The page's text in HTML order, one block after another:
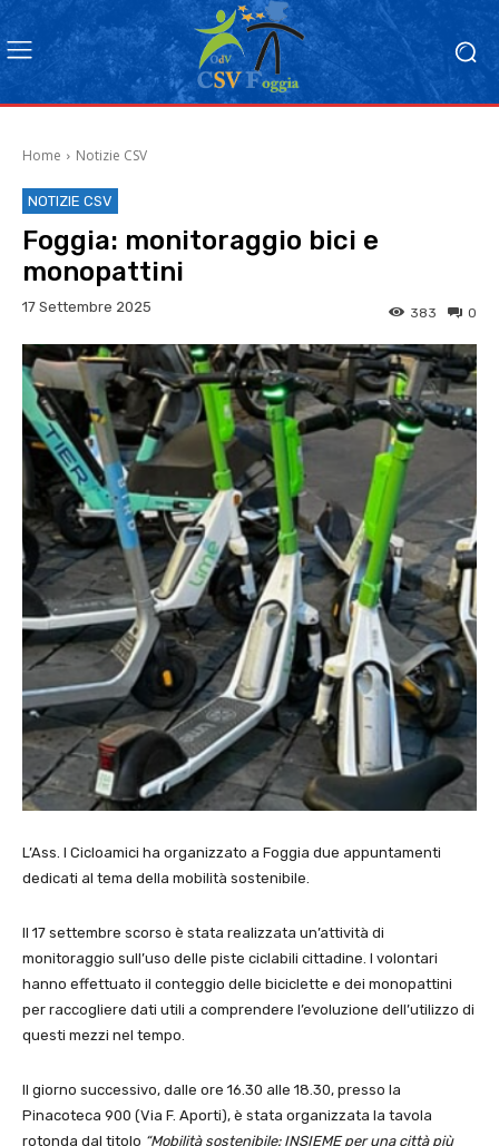
Home Notizie CSV
NOTIZIE CSV
Foggia: monitoraggio bici e
monopattini
17 Settembre 2025 0
383
L’Ass. I Cicloamici ha organizzato a Foggia due appuntamenti
dedicati al tema della mobilità sostenibile.
Il 17 settembre scorso è stata realizzata un’attività di
monitoraggio sull’uso delle piste ciclabili cittadine. I volontari
hanno effettuato il conteggio delle biciclette e dei monopattini
per raccogliere dati utili a comprendere l’evoluzione dell’utilizzo di
questi mezzi nel tempo.
Il giorno successivo, dalle ore 16.30 alle 18.30, presso la
Pinacoteca 900 (Via F. Aporti), è stata organizzata la tavola
rotonda dal titolo “Mobilità sostenibile: INSIEME per una città più